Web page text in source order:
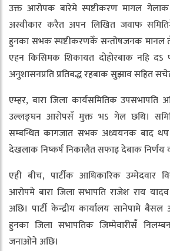
उक्त आरोपक बारेमे स्पष्टीकरण मागल
अस्वीकार करैत अपन लिखित जवाफ
हुनका सभक स्पष्टीकरणकेँ सन्तोषजनक मानल
एहन किसिमक शिकायत दोहोरबाक नहि दऽ
अनुशासनप्रति प्रतिबद्ध रहबाक सुझाव सहित
एम्हर, बारा जिला कार्यसमितिक उपसभापति
उल्लङ्घन आरोपसँ मुक्त भऽ गेल छथि।
सम्बन्धित कागजात सभक अध्ययनक बाद
देखलाक निष्कर्ष निकालैत सफाइ देबाक
एही बीच, पार्टीक आधिकारिक उम्मेदवार
आरोपमे बारा जिला सभापति राजेश राय
अछि। पार्टी केन्द्रीय कार्यालय सानेपामे
हुनका जिला सभापतिक जिम्मेवारीसँ
जनाओने अछि।